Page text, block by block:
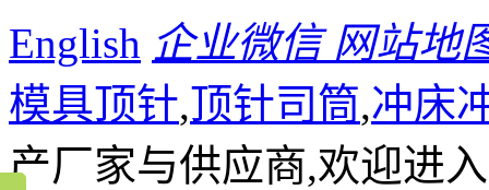
English 企业微信网站地
模具顶针,顶针司筒,冲床
产厂家与供应商,欢迎进